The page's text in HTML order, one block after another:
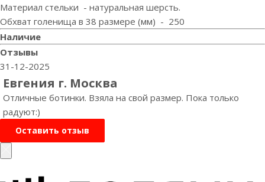
Материал стельки - натуральная шерсть.
Обхват голенища в 38 размере (мм) - 250
Наличие
Отзывы
31-12-2025
Евгения г. Москва
Отличные ботинки. Взяла на свой размер. Пока только
радуют:)
Оставить отзыв